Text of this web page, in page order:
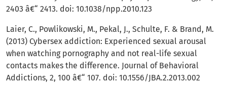
2403 â€“ 2413. doi: 10.1038/npp.2010.123
Laier, C., Powlikowski, M., Pekal, J., Schulte, F. & Brand, M.
(2013) Cybersex addiction: Experienced sexual arousal
when watching pornography and not real-life sexual
contacts makes the difference. Journal of Behavioral
Addictions, 2, 100 â€“ 107. doi: 10.1556/JBA.2.2013.002